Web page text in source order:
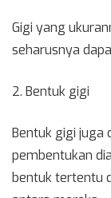
Gigi yang
seharusnya
2. Bentuk gigi
Bentuk gigi juga
pembentukan
bentuk tertentu